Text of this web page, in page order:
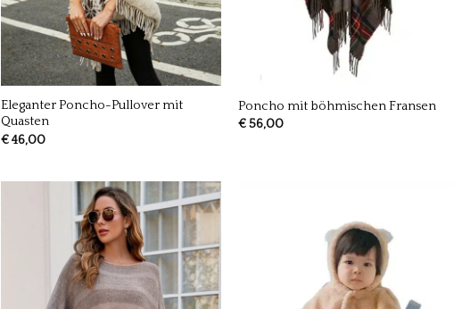
Eleganter Poncho-Pullover mit
Quasten
€46,00
Poncho mit böhmischen Fransen
€56,00